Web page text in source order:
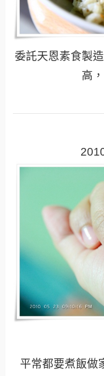
委託天恩素食製
高
平常都要煮飯做